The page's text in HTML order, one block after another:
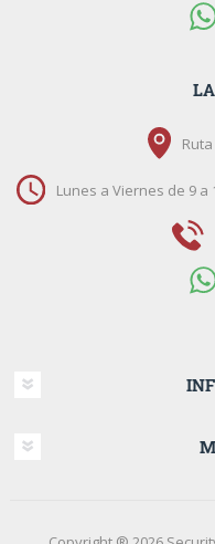
Lunes a Viernes de 9 a